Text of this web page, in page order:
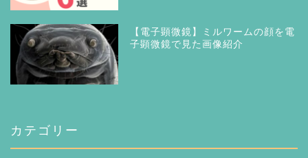
【電子顕微鏡】ミルワームの顔を電
子顕微鏡で見た画像紹介
カテゴリー